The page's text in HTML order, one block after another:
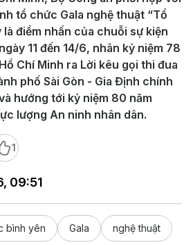
tổ chức Gala nghệ thuật “Tổ
điểm nhấn của chuỗi sự kiện
11 đến 14/6, nhân kỷ niệm 78
Chí Minh ra Lời kêu gọi thi đua
phố Sài Gòn - Gia Định chính
hướng tới kỷ niệm 80 năm
lượng An ninh nhân dân.
1
09:51
bình yên Gala nghệ thuật